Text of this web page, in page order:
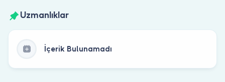
Uzmanlıklar
İçerik Bulunamadı